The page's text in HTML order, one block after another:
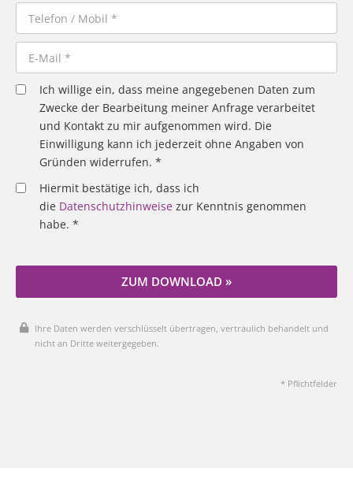
Ich willige ein, dass meine angegebenen Daten zum
Zwecke der Bearbeitung meiner Anfrage verarbeitet
und Kontakt zu mir aufgenommen wird. Die
Einwilligung kann ich jederzeit ohne Angaben von
Gründen widerrufen. *
Hiermit bestätige ich, dass ich
die Datenschutzhinweise zur Kenntnis genommen
habe. *
ZUM DOWNLOAD »
Ihre Daten werden verschlüsselt übertragen, vertraulich behandelt und
nicht an Dritte weitergegeben.
* Pflichtfelder